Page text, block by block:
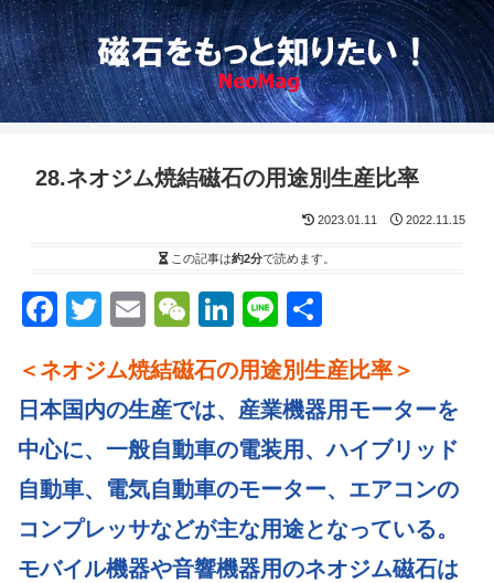
28.ネオジム焼結磁石の用途別生産比率
2023.01.11 2022.11.15
この記事は約2分で読めます。
F
c
e
b
o
o
k
T
tt
er
E
ail
W
C
h
at
Li
k
e
dI
n
Li
e
ar
e
＜ネオジム焼結磁石の用途別生産比率＞
日本国内の生産では、産業機器用モーターを
中心に、一般自動車の電装用、ハイブリッド
自動車、電気自動車のモーター、エアコンの
コンプレッサなどが主な用途となっている。
モバイル機器や音響機器用のネオジム磁石は